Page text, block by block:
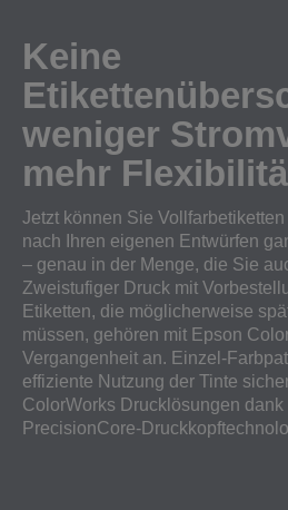
Keine
weniger
mehr
Jetzt können Sie
nach Ihren eigenen Entwürfen
– genau in der Menge, die Sie
Zweistufiger Druck mit
Etiketten, die möglicherweise
müssen, gehören mit Epson
Vergangenheit an. Einzel-
effiziente Nutzung der Tinte
ColorWorks Drucklösungen
PrecisionCore-